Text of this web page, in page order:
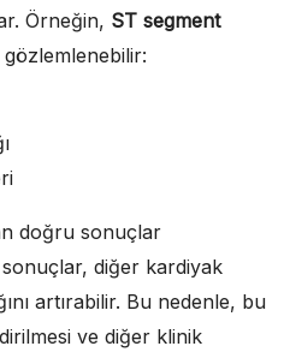
Örneğin, ST segment
doğru sonuçlar
diğer kardiyak
artırabilir. Bu nedenle, bu
ve diğer klinik